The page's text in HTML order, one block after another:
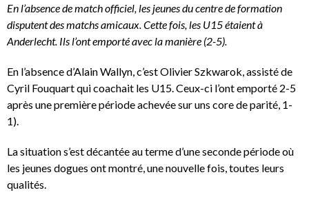
En l’absence de match officiel, les jeunes du centre de formation
disputent des matchs amicaux. Cette fois, les U15 étaient à
Anderlecht. Ils l’ont emporté avec la manière (2-5).
En l’absence d’Alain Wallyn, c’est Olivier Szkwarok, assisté de
Cyril Fouquart qui coachait les U15. Ceux-ci l’ont emporté 2-5
après une première période achevée sur uns core de parité, 1-
1).
La situation s’est décantée au terme d’une seconde période où
les jeunes dogues ont montré, une nouvelle fois, toutes leurs
qualités.